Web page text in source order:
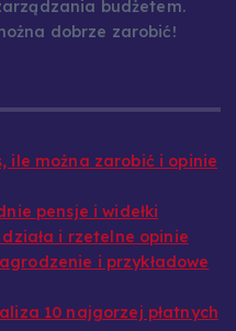
budżetem.
dobrze zarobić!
ile można zarobić i opinie
pensje i widełki
i rzetelne opinie
i przykładowe
10 najgorzej płatnych